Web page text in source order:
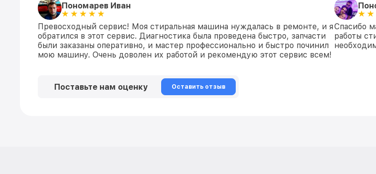
Пономарев Иван
Превосходный сервис! Моя стиральная машина нуждалась в ремонте, и я
обратился в этот сервис. Диагностика была проведена быстро, запчасти
были заказаны оперативно, и мастер профессионально и быстро починил
мою машину. Очень доволен их работой и рекомендую этот сервис всем!
Спасибо
работы
Поставьте нам оценку Оставить отзыв